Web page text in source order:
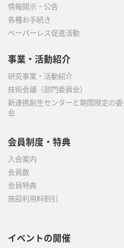
情報開示・公告
各種お手続き
ペーパーレス促進活動
事業・活動紹介
研究事業・活動紹介
技術会議（部門委員会）
新連携創生センターと期間限定の委
会
会員制度・特典
入会案内
会員数
会員特典
施設利用料割引
イベントの開催